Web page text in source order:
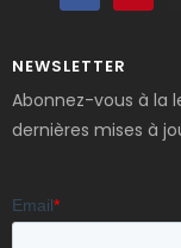
NEWSLETTER
Abonnez-vous à la
dernières mises à